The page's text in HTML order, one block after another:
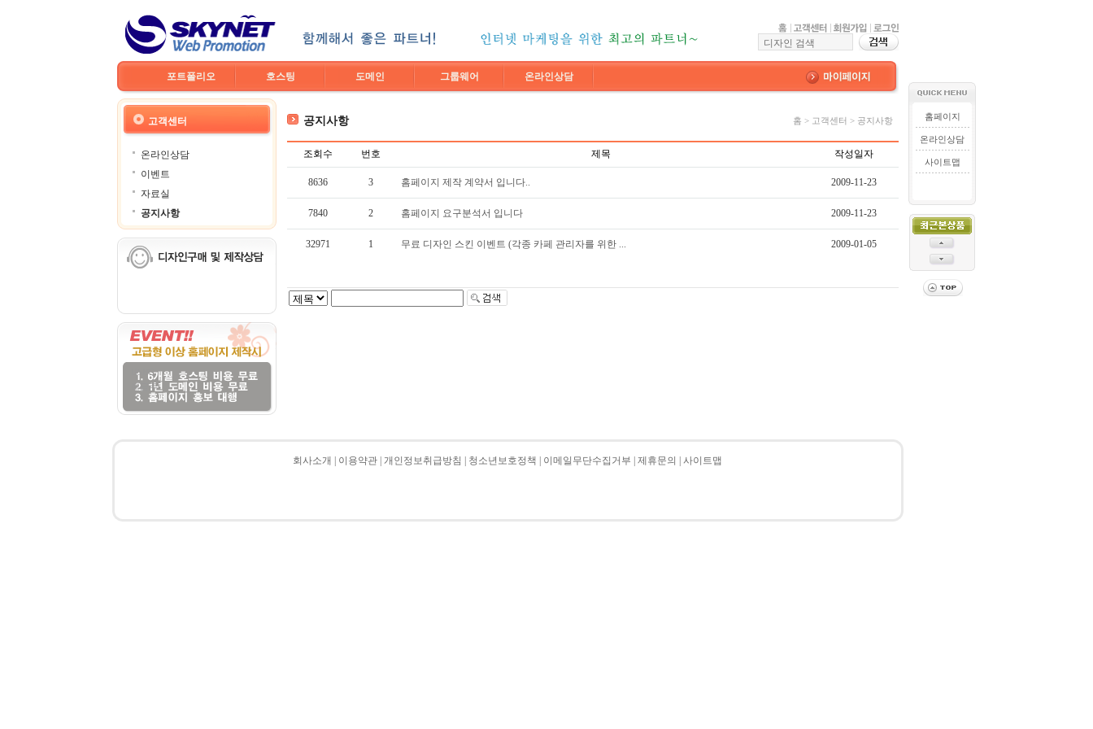
포트폴리오 호스팅 도메인 그룹웨어 온라인상담
고객센터
온라인상담
이벤트
자료실
공지사항
HSBC
예금주:
공지사항 홈 > 고객센터 > 공지사항
조회수 번호 제목 작성일자
8636 3 홈페이지 제작 계약서 입니다.. 2009-11-23
7840 2 홈페이지 요구분석서 입니다 2009-11-23
32971 1 무료 디자인 스킨 이벤트 (각종 카페 관리자를 위한 ... 2009-01-05
홈페이지
온라인상담
사이트맵
회사소개 이용약관 개인정보취급방침 청소년보호정책 이메일무단수집거부 제휴문의 사이트맵